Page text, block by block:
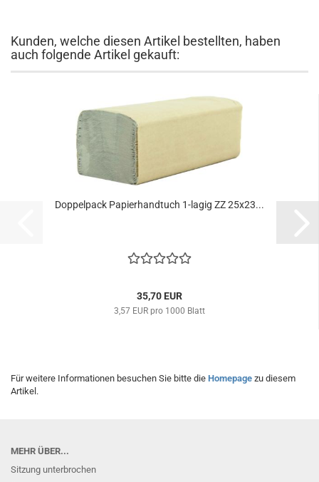
Kunden, welche diesen Artikel bestellten, haben
auch folgende Artikel gekauft:
Doppelpack Papierhandtuch 1-lagig ZZ 25x23...
35,70 EUR
3,57 EUR pro 1000 Blatt
Für weitere Informationen besuchen Sie bitte die Homepage zu diesem
Artikel.
MEHR ÜBER...
Sitzung unterbrochen